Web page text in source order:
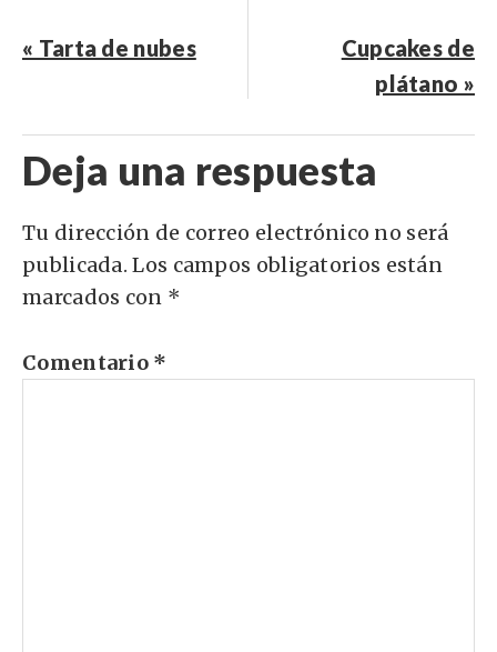
« Tarta de nubes
Cupcakes de
plátano »
Deja una respuesta
Tu dirección de correo electrónico no será
publicada. Los campos obligatorios están
marcados con *
Comentario *